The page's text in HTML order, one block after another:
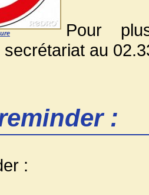
Pour
au
:
: